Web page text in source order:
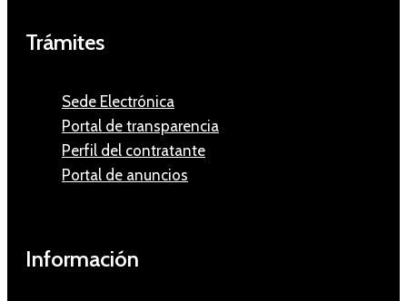
Trámites
Sede Electrónica
Portal de transparencia
Perfil del contratante
Portal de anuncios
Información